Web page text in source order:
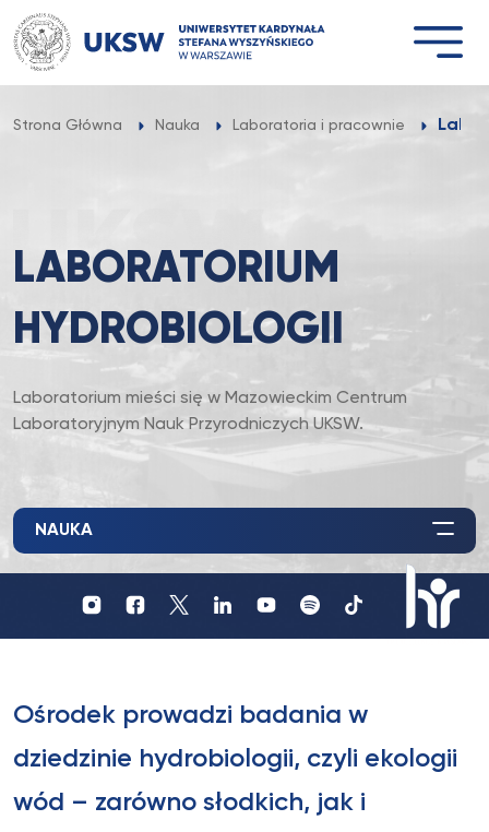
Przejdź
do
treści
Strona Główna Nauka Laboratoria i pracownie
LABORATORIUM
HYDROBIOLOGII
Laboratorium mieści się w Mazowieckim Centrum
Laboratoryjnym Nauk Przyrodniczych UKSW.
Profil
UKSW
Profil
UKSW
Profil
Profil
UKSW
YouTube
UKSW
UKSW
TikTok
NAUKA
Ośrodek prowadzi badania w
dziedzinie hydrobiologii, czyli ekologii
wód – zarówno słodkich, jak i